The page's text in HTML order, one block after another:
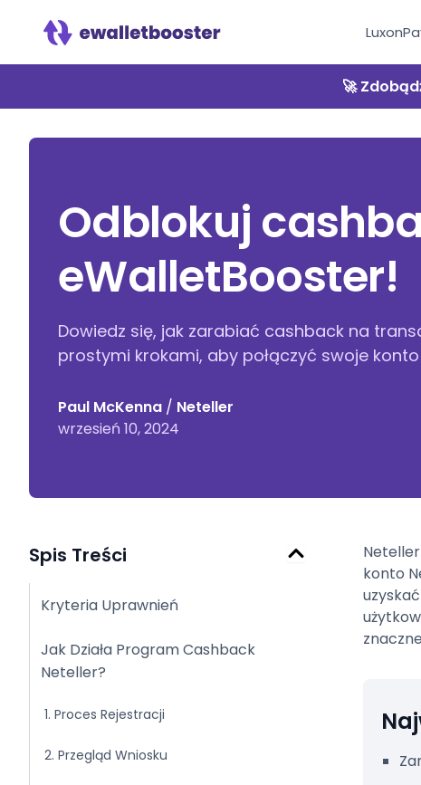
🚀
Odblokuj
eWalletBooster!
Dowiedz się, jak zarabiać cashback na
prostymi krokami, aby połączyć swoje
Paul McKenna / Neteller
wrzesień 10, 2024
Spis Treści
Kryteria Uprawnień
Jak Działa Program Cashback
Neteller?
1. Proces Rejestracji
2. Przegląd Wniosku
konto